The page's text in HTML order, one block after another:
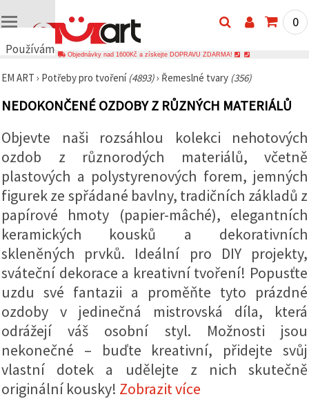
Používáme
🍪
cookies a
abychom
zajistili
správné
fungování
webu,
zlepšili vaše
prostředí
při jeho
používání a
s vaším
souhlasem
analyzovali
návštěvnost
a
zobrazovali
relevantnější
obsah a
reklamu, a
to i s
pomocí
našich
partnerů
pro
analýzu a
0
Objednávky nad 1600Kč a získejte DOPRAVU ZDARMA!
EM ART › Potřeby pro tvoření (4893)› Řemeslné tvary (356)
NEDOKONČENÉ OZDOBY Z RŮZNÝCH MATERIÁLŮ
Objevte naši rozsáhlou kolekci nehotových
ozdob z různorodých materiálů, včetně
plastových a polystyrenových forem, jemných
figurek ze spřádané bavlny, tradičních základů z
papírové hmoty (papier-mâché), elegantních
keramických kousků a dekorativních
skleněných prvků. Ideální pro DIY projekty,
sváteční dekorace a kreativní tvoření! Popusťte
uzdu své fantazii a proměňte tyto prázdné
ozdoby v jedinečná mistrovská díla, která
odrážejí váš osobní styl. Možnosti jsou
nekonečné – buďte kreativní, přidejte svůj
vlastní dotek a udělejte z nich skutečně
originální kousky! Zobrazit více